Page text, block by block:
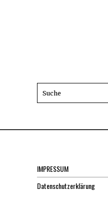
IMPRESSUM
Datenschutzerklärung